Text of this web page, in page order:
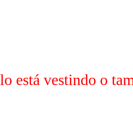
está vestindo o